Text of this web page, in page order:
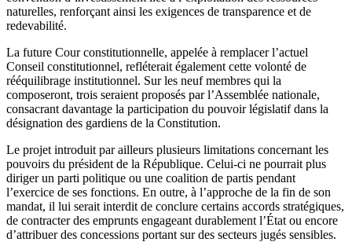
naturelles, renforçant ainsi les exigences de transparence et de
redevabilité.
La future Cour constitutionnelle, appelée à remplacer l’actuel
Conseil constitutionnel, refléterait également cette volonté de
rééquilibrage institutionnel. Sur les neuf membres qui la
composeront, trois seraient proposés par l’Assemblée nationale,
consacrant davantage la participation du pouvoir législatif dans la
désignation des gardiens de la Constitution.
Le projet introduit par ailleurs plusieurs limitations concernant les
pouvoirs du président de la République. Celui-ci ne pourrait plus
diriger un parti politique ou une coalition de partis pendant
l’exercice de ses fonctions. En outre, à l’approche de la fin de son
mandat, il lui serait interdit de conclure certains accords stratégiques,
de contracter des emprunts engageant durablement l’État ou encore
d’attribuer des concessions portant sur des secteurs jugés sensibles.